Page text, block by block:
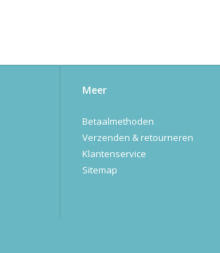
Meer
Betaalmethoden
Verzenden & retourneren
Klantenservice
Sitemap